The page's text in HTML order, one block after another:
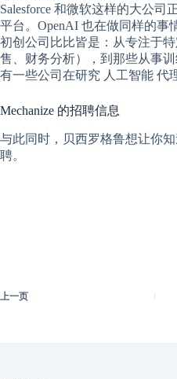
Salesforce 和微软这样的大公司
平台。OpenAI 也在做同样的事
初创公司比比皆是：从专注于
售、财务分析），到那些从事
有一些公司在研究 人工智能 代
Mechanize 的招聘信息
与此同时，贝西罗格鲁想让你知
聘。
上一页